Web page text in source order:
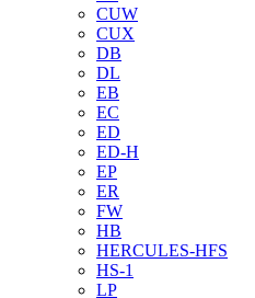
CUW
CUX
DB
DL
EB
EC
ED
ED-H
EP
ER
FW
HB
HERCULES-HFS
HS-1
LP